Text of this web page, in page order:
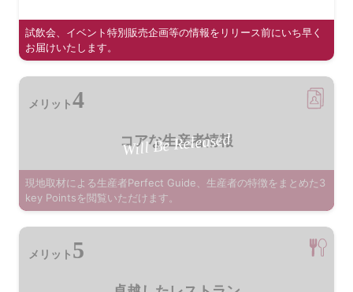
試飲会、イベント特別販売企画等の情報をリリース前にいち早く
お届けいたします。
Will Be Released
メリット4
コアな生産者情報
現地取材による生産者Perfect Guide、生産者の特徴をまとめた3
key Pointsを閲覧いただけます。
メリット 5